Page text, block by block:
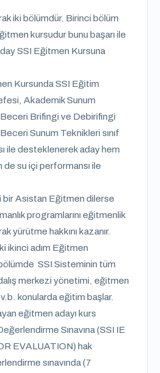
iki bölümdür. Birinci bölüm
kursudur bunu başarı ile
SSI Eğitmen Kursuna
Kursunda SSI Eğitim
Akademik Sunum
Brifingi ve Debirifingi
Sunum Teknikleri sınıf
ile desteklenerek aday hem
de su içi performansı ile
bir Asistan Eğitmen dilerse
programlarını eğitmenlik
yürütme hakkını kazanır.
ikinci adım Eğitmen
SSI Sisteminin tüm
merkezi yönetimi, eğitmen
konularda eğitim başlar.
eğitmen adayı kurs
Sınavına (SSI IE
EVALUATION) hak
sınavında (7